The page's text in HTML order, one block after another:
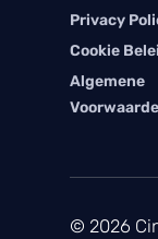
Privacy
Cookie
Algemene
© 2026